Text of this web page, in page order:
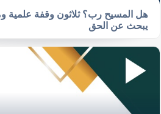
هل المسيح رب؟ ثلاثون وقفة علمية
يبحث عن الحق